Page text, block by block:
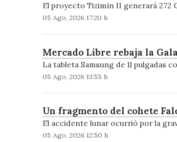
El proyecto Tizimín II generará 272
05 Ago, 2026 17:20 h
Mercado Libre rebaja la
La tableta Samsung de 11 pulgadas
05 Ago, 2026 13:55 h
Un fragmento del cohete
El accidente lunar ocurrió por la
05 Ago, 2026 12:50 h